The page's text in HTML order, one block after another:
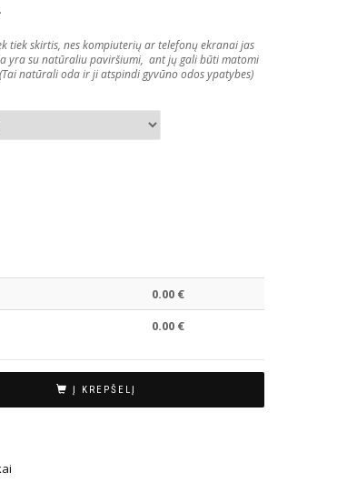
tiek skirtis, nes kompiuterių ar telefonų ekranai jas
yra su natūraliu paviršiumi, ant jų gali būti matomi
natūrali oda ir ji atspindi gyvūno odos ypatybes)
0.00 €
0.00 €
Į KREPŠELĮ